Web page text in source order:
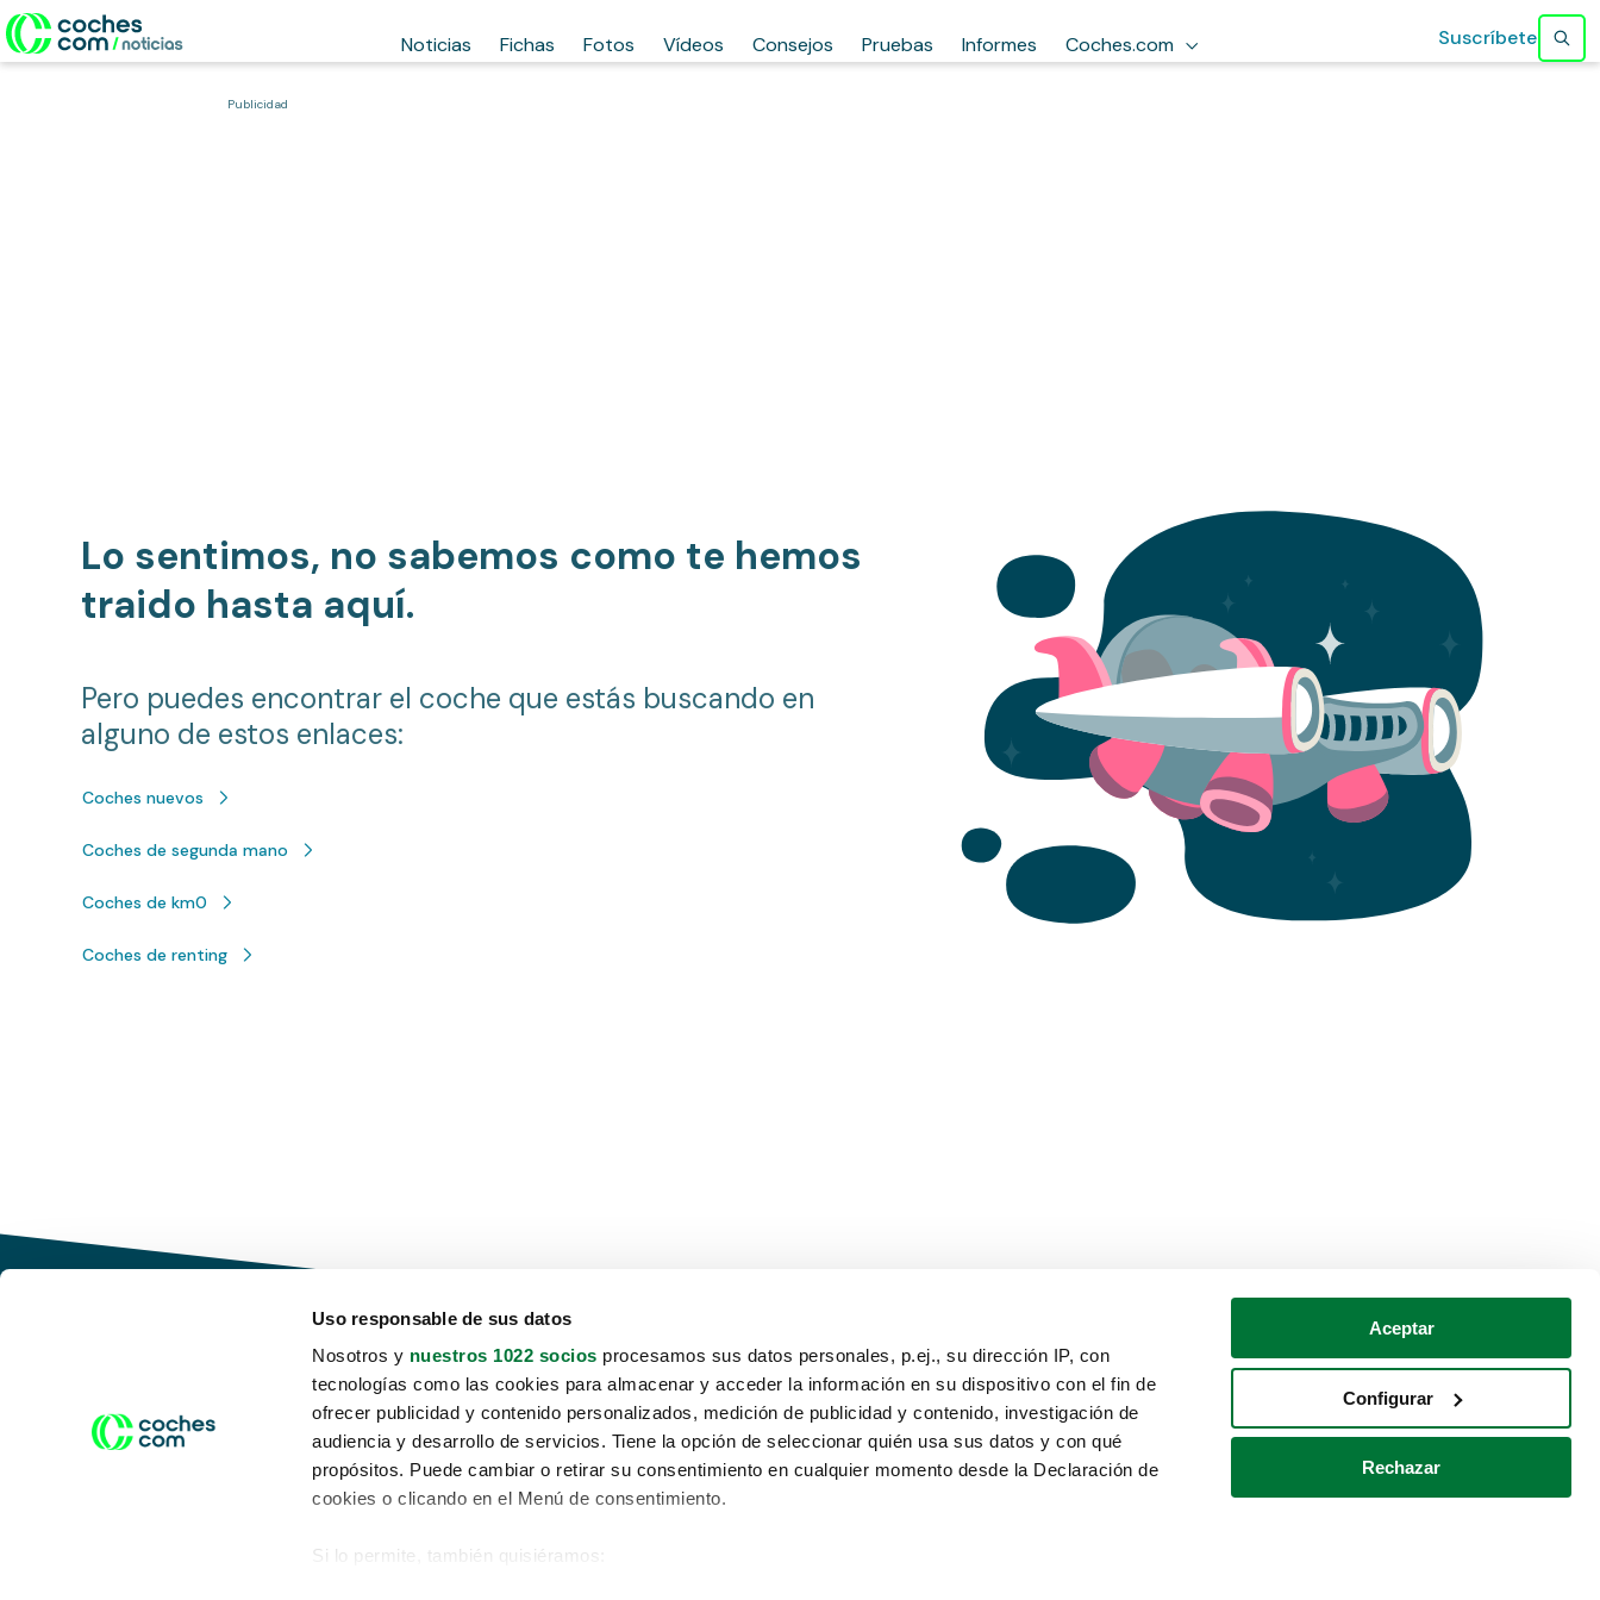
Uso responsable de sus datos
Nosotros y nuestros 1022 socios procesamos sus datos personales, p.ej., su dirección IP, con
tecnologías como las cookies para almacenar y acceder la información en su dispositivo con el fin de
ofrecer publicidad y contenido personalizados, medición de publicidad y contenido, investigación de
audiencia y desarrollo de servicios. Tiene la opción de seleccionar quién usa sus datos y con qué
propósitos. Puede cambiar o retirar su consentimiento en cualquier momento desde la Declaración de
cookies o clicando en el Menú de consentimiento.
Si lo permite, también quisiéramos:
Aceptar
Configurar
Rechazar
Noticias Fichas Fotos Vídeos Consejos Pruebas Informes Coches.com Suscríbete
Publicidad
Lo sentimos, no sabemos como te hemos
traido hasta aquí.
Pero puedes encontrar el coche que estás buscando en
alguno de estos enlaces:
Coches nuevos
Coches de segunda mano
Coches de km0
Coches de renting
Conduce tu futuro,
desata tu movilidad